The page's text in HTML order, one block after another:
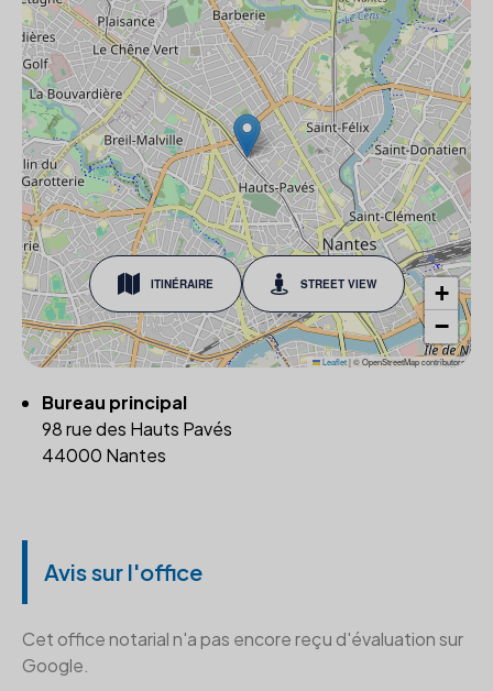
ITINÉRAIRE STREET VIEW
+
−
Leaflet|© OpenStreetMap contributors
Bureau principal
98 rue des Hauts Pavés
44000 Nantes
Avis sur l'office
Cet office notarial n'a pas encore reçu d'évaluation sur
Google.